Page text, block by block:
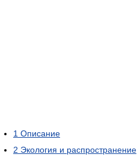
1 Описание
2 Экология и распространение